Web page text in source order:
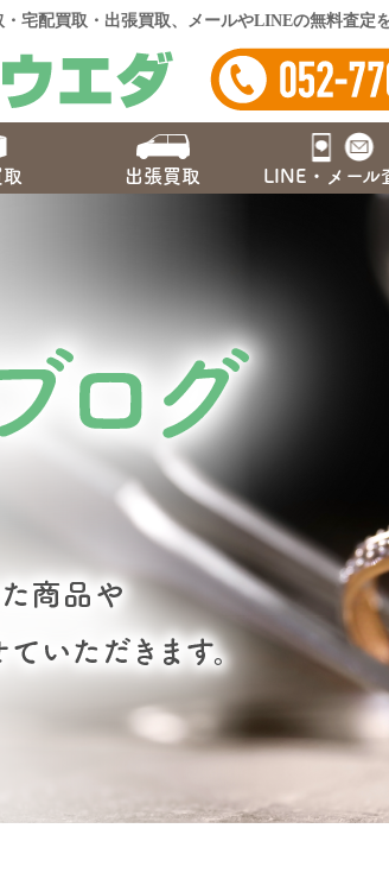
宅配買取・出張買取、メールやLINEの無料査定
出張買取 LINE・ メール